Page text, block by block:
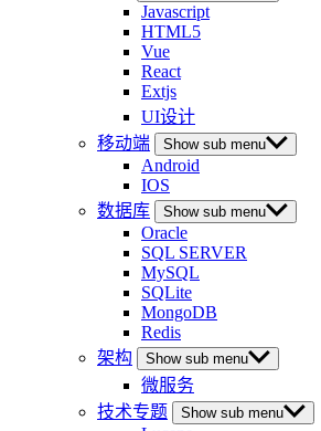
Javascript
HTML5
Vue
React
Extjs
UI设计
移动端
Show sub menu
Android
IOS
数据库
Show sub menu
Oracle
SQL SERVER
MySQL
SQLite
MongoDB
Redis
架构
Show sub menu
微服务
技术专题
Show sub menu